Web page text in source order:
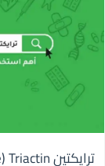
ترايكتين Cyproheptadine) Triactin) فاتح للشهية لزيادة الوزن